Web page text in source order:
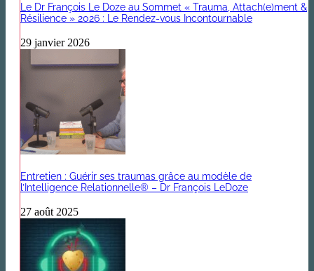
Le Dr François Le Doze au Sommet « Trauma, Attach(e)ment &
Résilience » 2026 : Le Rendez-vous Incontournable
29 janvier 2026
Entretien : Guérir ses traumas grâce au modèle de
l’Intelligence Relationnelle® – Dr François LeDoze
27 août 2025